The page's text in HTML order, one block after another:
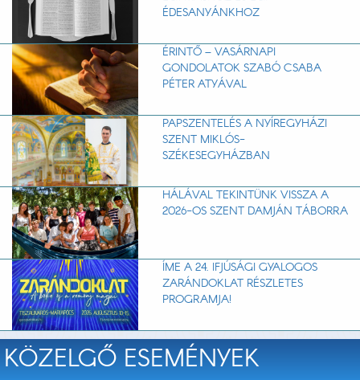
ÉDESANYÁNKHOZ
ÉRINTŐ – VASÁRNAPI
GONDOLATOK SZABÓ CSABA
PÉTER ATYÁVAL
PAPSZENTELÉS A NYÍREGYHÁZI
SZENT MIKLÓS-
SZÉKESEGYHÁZBAN
HÁLÁVAL TEKINTÜNK VISSZA A
2026-OS SZENT DAMJÁN TÁBORRA
ÍME A 24. IFJÚSÁGI GYALOGOS
ZARÁNDOKLAT RÉSZLETES
PROGRAMJA!
KÖZELGŐ ESEMÉNYEK